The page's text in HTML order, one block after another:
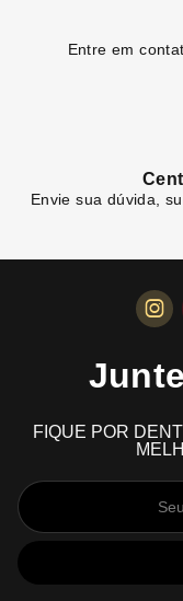
Entre em
Envie sua dúvida,
FIQUE POR